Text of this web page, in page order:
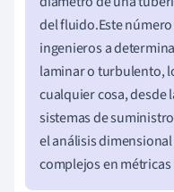
del fluido.Este
ingenieros a
laminar o turbulento,
cualquier cosa, desde
sistemas de
el análisis
complejos en